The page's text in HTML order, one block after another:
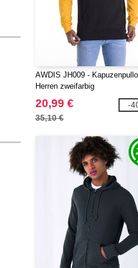
AWDIS JH009 -
Herren zweifarbig
20,99 €
35,10 €
-